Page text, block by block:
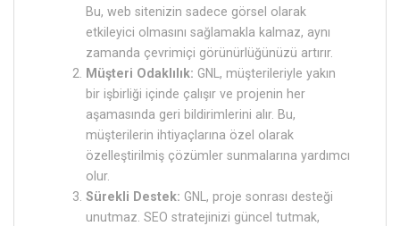
Bu, web sitenizin sadece görsel olarak
etkileyici olmasını sağlamakla kalmaz, aynı
zamanda çevrimiçi görünürlüğünüzü artırır.
Müşteri Odaklılık: GNL, müşterileriyle yakın
bir işbirliği içinde çalışır ve projenin her
aşamasında geri bildirimlerini alır. Bu,
müşterilerin ihtiyaçlarına özel olarak
özelleştirilmiş çözümler sunmalarına yardımcı
olur.
Sürekli Destek: GNL, proje sonrası desteği
unutmaz. SEO stratejinizi güncel tutmak,